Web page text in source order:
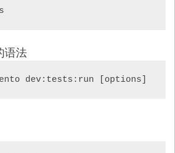
语法
dev:tests:run [options]